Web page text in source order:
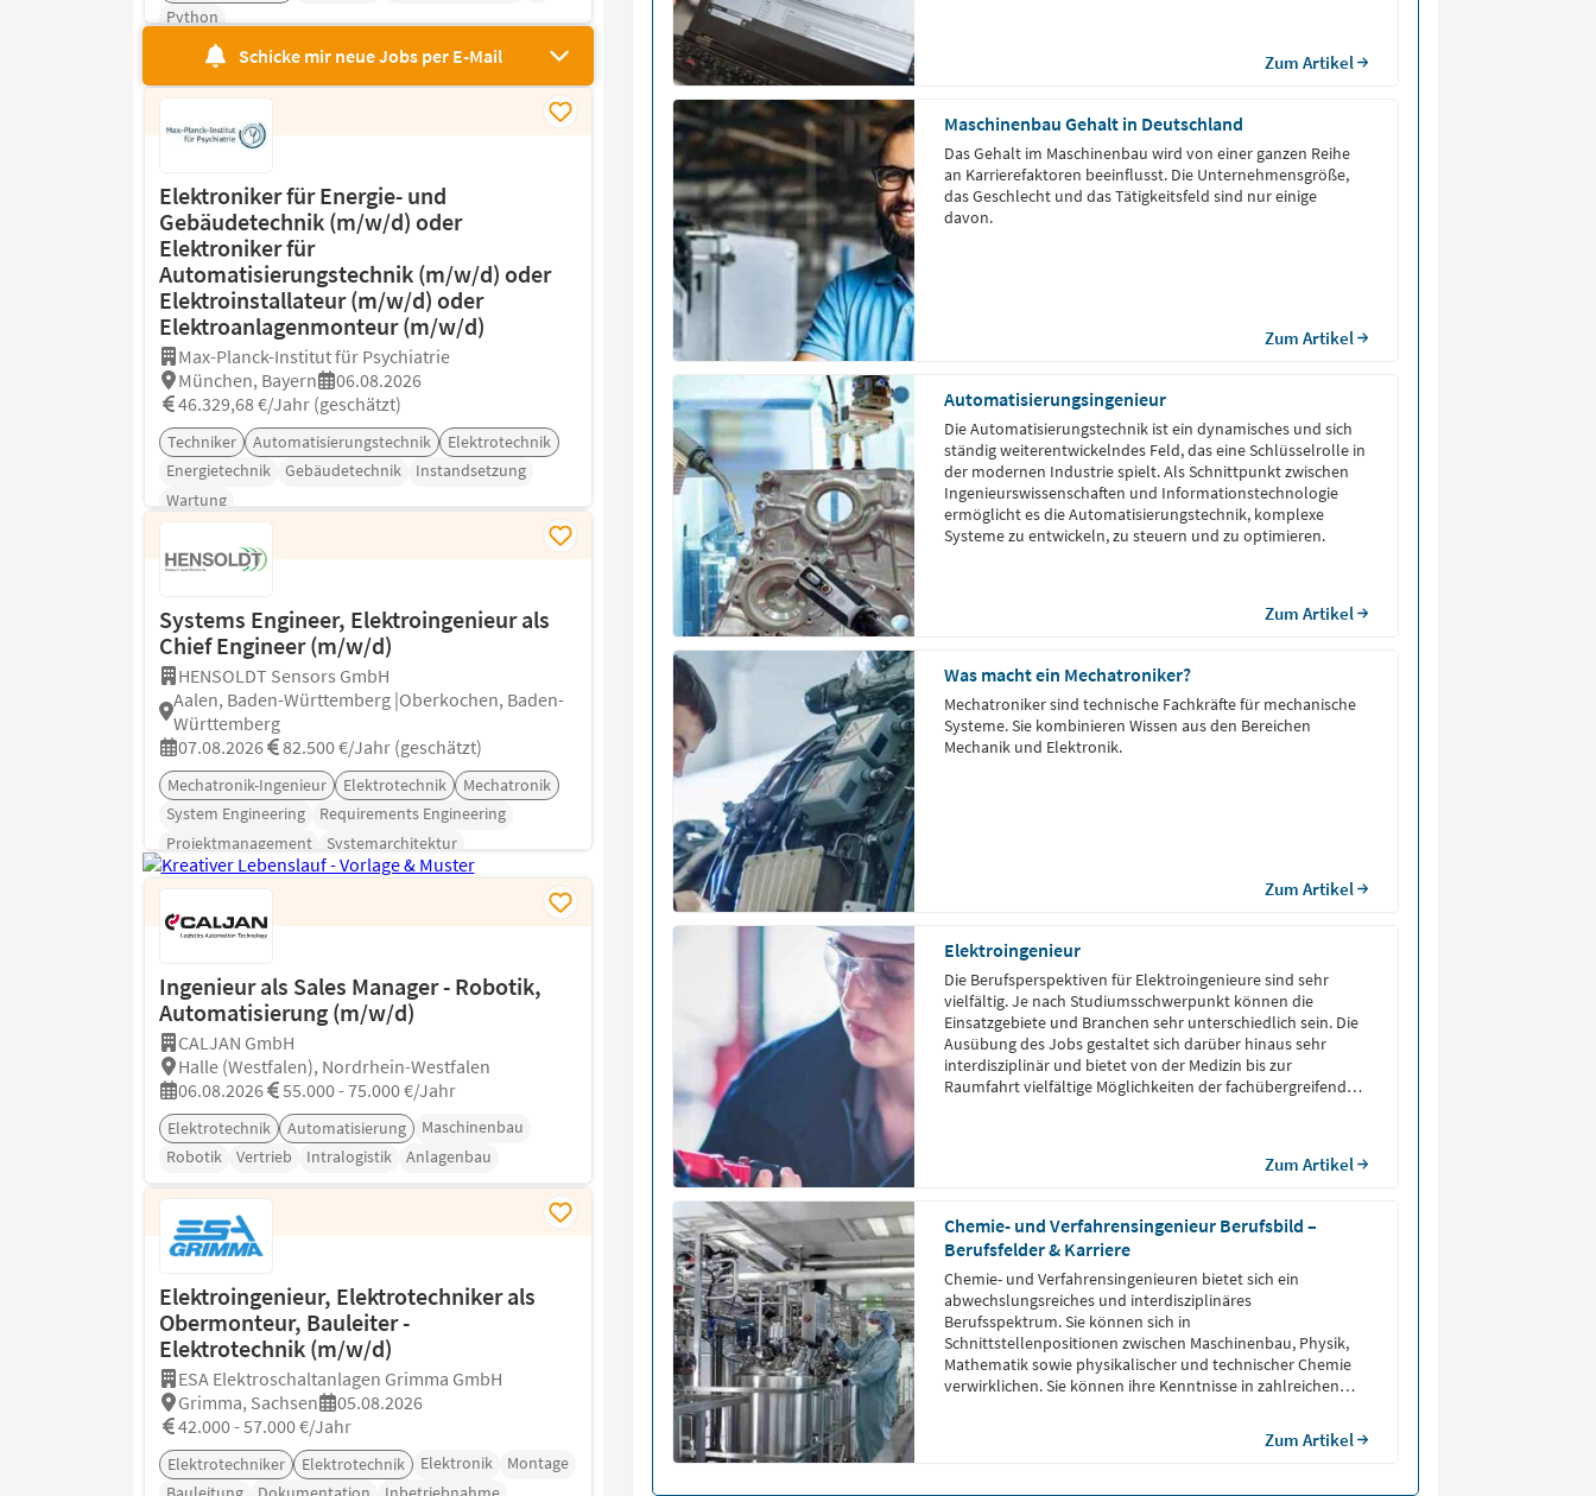
Python
Schicke mir neue Jobs per E-Mail
Elektroniker für Energie- und
Gebäudetechnik (m/w/d) oder
Elektroniker für
Automatisierungstechnik (m/w/d) oder
Elektroinstallateur (m/w/d) oder
Elektroanlagenmonteur (m/w/d)
Max-Planck-Institut für Psychiatrie
München, Bayern
06.08.2026
46.329,68 €/Jahr (geschätzt)
Techniker Automatisierungstechnik
Elektrotechnik
Energietechnik
Gebäudetechnik
Instandsetzung
Wartung
Systems Engineer, Elektroingenieur als
Chief Engineer (m/w/d)
HENSOLDT Sensors GmbH
Aalen, Baden-Württemberg |Oberkochen, Baden-
Württemberg
07.08.2026
82.500 €/Jahr (geschätzt)
Mechatronik-Ingenieur Elektrotechnik
Mechatronik
System Engineering
Requirements Engineering
Projektmanagement
Systemarchitektur
Ingenieur als Sales Manager - Robotik,
Automatisierung (m/w/d)
CALJAN GmbH
Halle (Westfalen), Nordrhein-Westfalen
06.08.2026
55.000 - 75.000 €/Jahr
Elektrotechnik Automatisierung
Maschinenbau
Robotik
Vertrieb Intralogistik Anlagenbau
Elektroingenieur, Elektrotechniker als
Obermonteur, Bauleiter -
Elektrotechnik (m/w/d)
ESA Elektroschaltanlagen Grimma GmbH
Grimma, Sachsen
05.08.2026
42.000 - 57.000 €/Jahr
Elektrotechniker Elektrotechnik Elektronik
Montage
Zum Artikel
Maschinenbau Gehalt in Deutschland
Das Gehalt im Maschinenbau wird von einer ganzen Reihe
an Karrierefaktoren beeinflusst. Die Unternehmensgröße,
das Geschlecht und das Tätigkeitsfeld sind nur einige
davon.
Zum Artikel
Automatisierungsingenieur
Die Automatisierungstechnik ist ein dynamisches und sich
ständig weiterentwickelndes Feld, das eine Schlüsselrolle in
der modernen Industrie spielt. Als Schnittpunkt zwischen
Ingenieurswissenschaften und Informationstechnologie
ermöglicht es die Automatisierungstechnik, komplexe
Systeme zu entwickeln, zu steuern und zu optimieren.
Zum Artikel
Was macht ein Mechatroniker?
Mechatroniker sind technische Fachkräfte für mechanische
Systeme. Sie kombinieren Wissen aus den Bereichen
Mechanik und Elektronik.
Zum Artikel
Elektroingenieur
Die Berufsperspektiven für Elektroingenieure sind sehr
vielfältig. Je nach Studiumsschwerpunkt können die
Einsatzgebiete und Branchen sehr unterschiedlich sein. Die
Ausübung des Jobs gestaltet sich darüber hinaus sehr
interdisziplinär und bietet von der Medizin bis zur
Raumfahrt vielfältige Möglichkeiten der fachübergreifenden
Zum Artikel
Chemie- und Verfahrensingenieur Berufsbild –
Berufsfelder & Karriere
Chemie- und Verfahrensingenieuren bietet sich ein
abwechslungsreiches und interdisziplinäres
Berufsspektrum. Sie können sich in
Schnittstellenpositionen zwischen Maschinenbau, Physik,
Mathematik sowie physikalischer und technischer Chemie
verwirklichen. Sie können ihre Kenntnisse in zahlreichen
Zum Artikel